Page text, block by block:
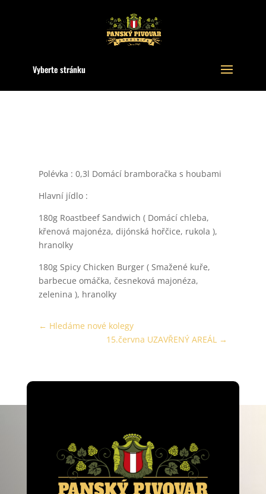
Vyberte stránku
Polévka : 0,3l Domácí bramboračka s houbami
Hlavní jídlo :
180g Roastbeef Sandwich ( Domácí chleba,
křenová majonéza, dijónská hořčice, rukola ),
hranolky
180g Spicy Chicken Burger ( Smažené kuře,
barbecue omáčka, česneková majonéza,
zelenina ), hranolky
← Hledáme nové kolegy
15.června UZAVŘENÝ AREÁL →